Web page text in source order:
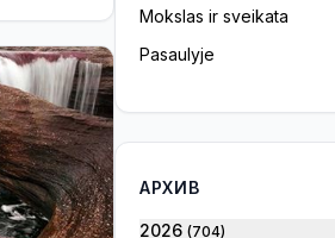
Mokslas ir sveikata
Pasaulyje
АРХИВ
2026 (704)